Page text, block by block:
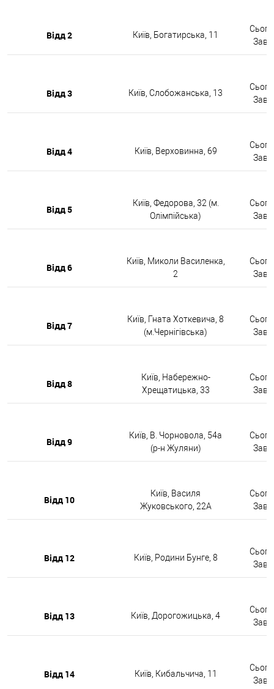
Відд 2 Київ, Богатирська, 11
Відд 3 Київ, Слобожанська, 13
Відд 4 Київ, Верховинна, 69
Відд 5
Київ, Федорова, 32 (м.
Олімпійська)
Відд 6
Київ, Миколи Василенка,
2
Відд 7
Київ, Гната Хоткевича, 8
(м.Чернігівська)
Відд 8
Київ, Набережно-
Хрещатицька, 33
Відд 9
Київ, В. Чорновола, 54а
(р-н Жуляни)
Відд 10
Київ, Василя
Жуковського, 22А
Відд 12 Київ, Родини Бунге, 8
Відд 13 Київ, Дорогожицька, 4
Відд 14 Київ, Кибальчича, 11